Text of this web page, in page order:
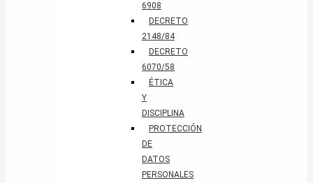
6908
DECRETO
2148/84
DECRETO
6070/58
ÉTICA
Y
DISCIPLINA
PROTECCIÓN
DE
DATOS
PERSONALES​